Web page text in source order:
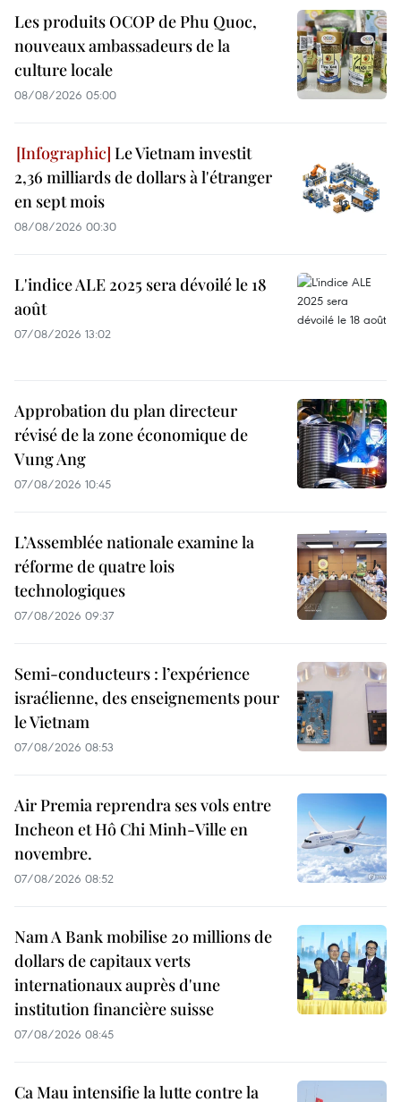
Les produits OCOP de Phu Quoc,
nouveaux ambassadeurs de la
culture locale
08/08/2026 05:00
Le Vietnam investit
2,36 milliards de dollars à l'étranger
en sept mois
08/08/2026 00:30
L'indice ALE 2025 sera dévoilé le 18
août
07/08/2026 13:02
Approbation du plan directeur
révisé de la zone économique de
Vung Ang
07/08/2026 10:45
L’Assemblée nationale examine la
réforme de quatre lois
technologiques
07/08/2026 09:37
Semi-conducteurs : l’expérience
israélienne, des enseignements pour
le Vietnam
07/08/2026 08:53
Air Premia reprendra ses vols entre
Incheon et Hô Chi Minh-Ville en
novembre.
07/08/2026 08:52
Nam A Bank mobilise 20 millions de
dollars de capitaux verts
internationaux auprès d'une
institution financière suisse
07/08/2026 08:45
Ca Mau intensifie la lutte contre la